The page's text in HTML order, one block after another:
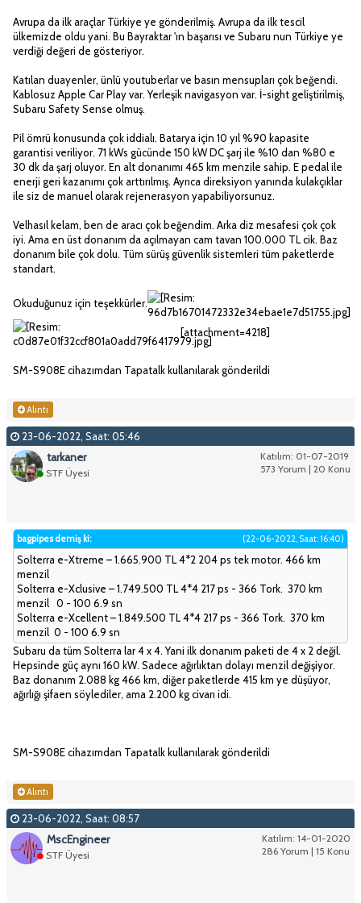
Avrupa da ilk araçlar Türkiye ye gönderilmiş. Avrupa da ilk tescil
ülkemizde oldu yani. Bu Bayraktar 'ın başarısı ve Subaru nun Türkiye ye
verdiği değeri de gösteriyor.
Katılan duayenler, ünlü youtuberlar ve basın mensupları çok beğendi.
Kablosuz Apple Car Play var. Yerleşik navigasyon var. İ-sight geliştirilmiş,
Subaru Safety Sense olmuş.
Pil ömrü konusunda çok iddialı. Batarya için 10 yıl %90 kapasite
garantisi veriliyor. 71 kWs gücünde 150 kW DC şarj ile %10 dan %80 e
30 dk da şarj oluyor. En alt donanımı 465 km menzile sahip. E pedal ile
enerji geri kazanımı çok arttırılmış. Ayrıca direksiyon yanında kulakçıklar
ile siz de manuel olarak rejenerasyon yapabiliyorsunuz.
Velhasıl kelam, ben de aracı çok beğendim. Arka diz mesafesi çok çok
iyi. Ama en üst donanım da açılmayan cam tavan 100.000 TL cik. Baz
donanım bile çok dolu. Tüm sürüş güvenlik sistemleri tüm paketlerde
standart.
Okuduğunuz için teşekkürler.
[attachment=4218]
SM-S908E cihazımdan Tapatalk kullanılarak gönderildi
Alıntı
23-06-2022, Saat: 05:46
Katılım: 01-07-2019
573 Yorum | 20 Konu
tarkaner
STF Üyesi
(22-06-2022, Saat: 16:40)
bagpipes demiş ki:
Solterra e-Xtreme – 1.665.900 TL 4*2 204 ps tek motor. 466 km
menzil
Solterra e-Xclusive – 1.749.500 TL 4*4 217 ps - 366 Tork. 370 km
menzil 0 - 100 6.9 sn
Solterra e-Xcellent – 1.849.500 TL 4*4 217 ps - 366 Tork. 370 km
menzil 0 - 100 6.9 sn
Subaru da tüm Solterra lar 4 x 4. Yani ilk donanım paketi de 4 x 2 değil.
Hepsinde güç aynı 160 kW. Sadece ağırlıktan dolayı menzil değişiyor.
Baz donanım 2.088 kg 466 km, diğer paketlerde 415 km ye düşüyor,
ağırlığı şifaen söylediler, ama 2.200 kg civarı idi.
SM-S908E cihazımdan Tapatalk kullanılarak gönderildi
Alıntı
23-06-2022, Saat: 08:57
Katılım: 14-01-2020
286 Yorum | 15 Konu
MscEngineer
STF Üyesi